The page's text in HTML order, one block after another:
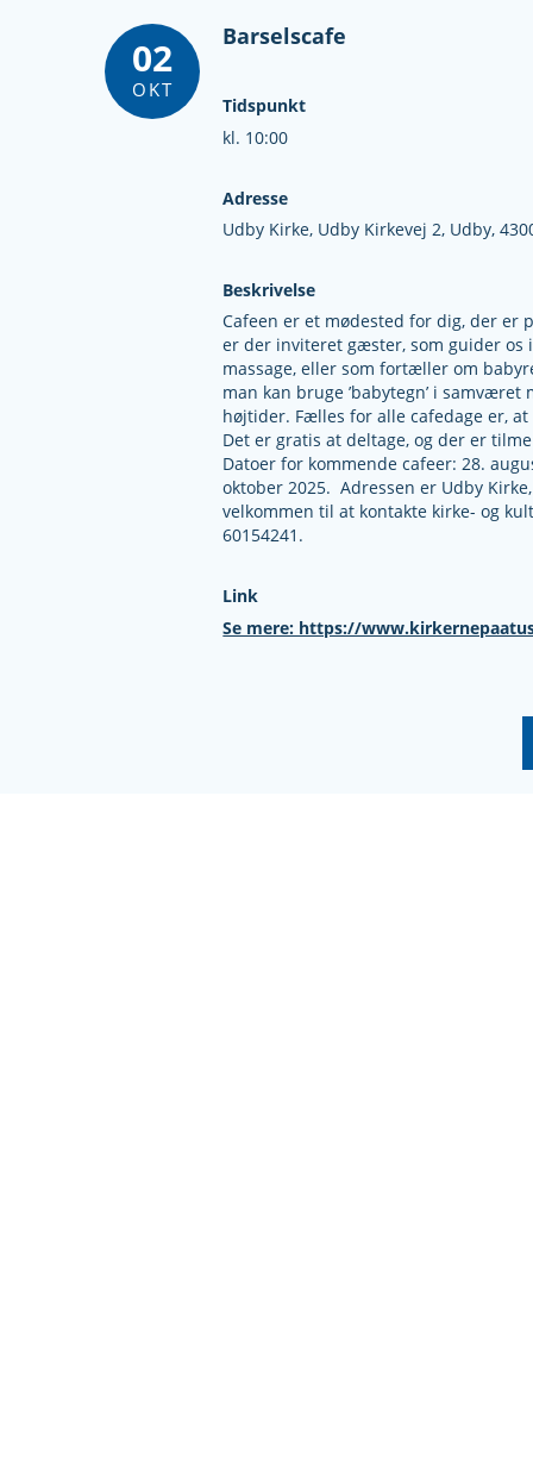
02
OKT
Barselscafe
Tidspunkt
kl. 10:00
Adresse
Udby Kirke, Udby Kirkevej 2, Udby,
Beskrivelse
Cafeen er et mødested for dig, der er
er der inviteret gæster, som guider os
massage, eller som fortæller om
man kan bruge ’babytegn’ i
højtider. Fælles for alle cafedage er,
Det er gratis at deltage, og der er
Datoer for kommende cafeer: 28.
oktober 2025. Adressen er Udby
velkommen til at kontakte kirke- og
60154241.
Link
Se mere: https://